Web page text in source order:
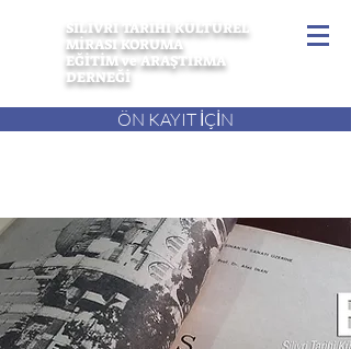
SİLİVRİ TARİHİ KÜLTÜREL
MİRASI KORUMA
EĞİTİM ve ARAŞTIRMA
DERNEĞİ
ÖN KAYIT İÇİN